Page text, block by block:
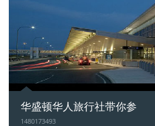
华盛顿华人旅行社带你参
1480173493